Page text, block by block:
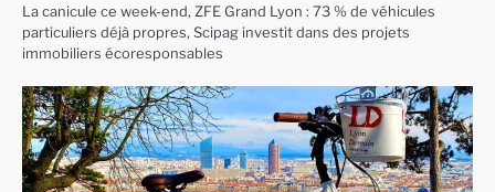
La canicule ce week-end, ZFE Grand Lyon : 73 % de véhicules
particuliers déjà propres, Scipag investit dans des projets
immobiliers écoresponsables